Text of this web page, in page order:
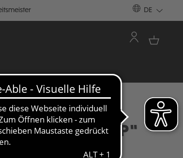
DE
CAP RIPSTOP"